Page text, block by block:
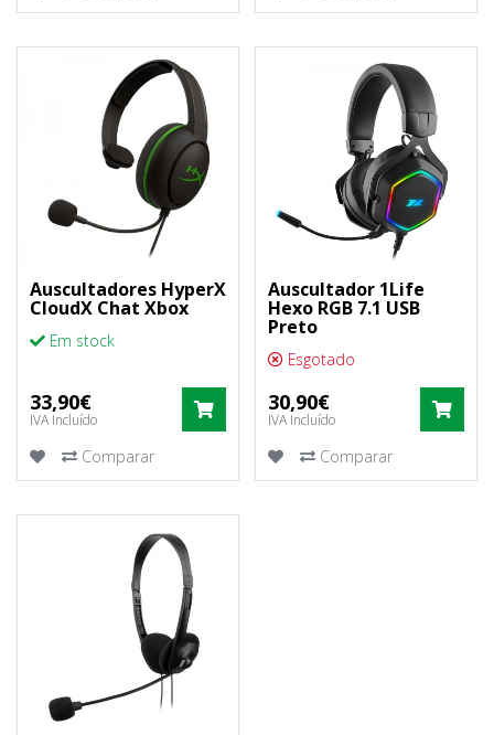
Auscultadores HyperX
CloudX Chat Xbox
Em stock
33,90€
IVA Incluído COMPRAR
Comparar
Auscultador 1Life
Hexo RGB 7.1 USB
Preto
Esgotado
30,90€
IVA Incluído
Comparar